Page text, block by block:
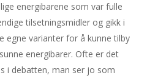
energibarene som var fulle
tilsetningsmidler og gikk i
egne varianter for å kunne tilby
energibarer. Ofte er det
i debatten, man ser jo som